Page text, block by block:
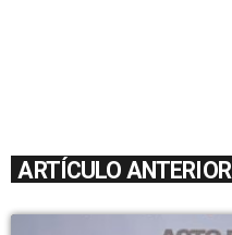
ARTÍCULO ANTERIOR